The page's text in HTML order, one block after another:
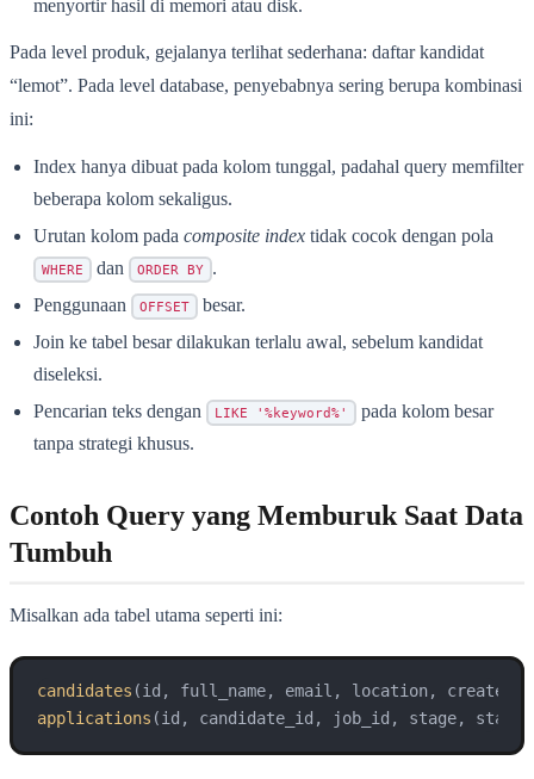
menyortir hasil di memori atau disk.
Pada level produk, gejalanya terlihat sederhana: daftar kandidat
“lemot”. Pada level database, penyebabnya sering berupa kombinasi
ini:
Index hanya dibuat pada kolom tunggal, padahal query memfilter
beberapa kolom sekaligus.
Urutan kolom pada composite index tidak cocok dengan pola
WHERE dan ORDER BY .
Penggunaan
OFFSET
besar.
Join ke tabel besar dilakukan terlalu awal, sebelum kandidat
diseleksi.
Pencarian teks dengan
LIKE '%keyword%'
pada kolom besar
tanpa strategi khusus.
Contoh Query yang Memburuk Saat Data
Tumbuh
Misalkan ada tabel utama seperti ini:
candidates
applications